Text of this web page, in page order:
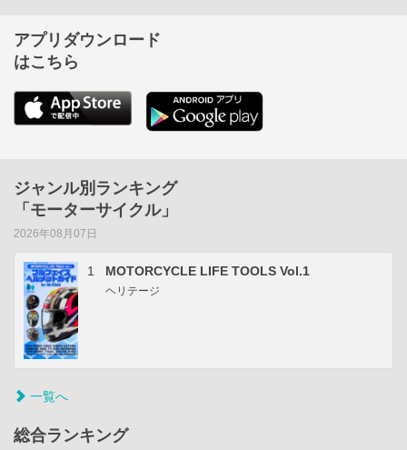
アプリダウンロード
はこちら
ジャンル別ランキング
「モーターサイクル」
2026年08月07日
1 MOTORCYCLE LIFE TOOLS Vol.1
ヘリテージ
一覧へ
総合ランキング